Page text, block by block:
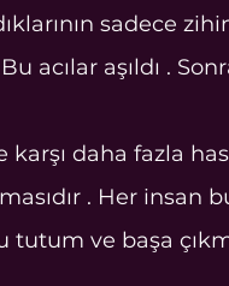
sadece
acılar aşıldı .
karşı daha fazla
. Her insan
tutum ve başa